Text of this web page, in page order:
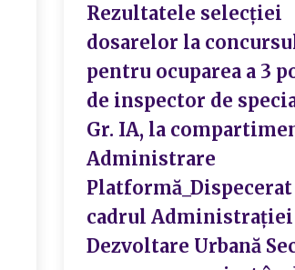
Rezultatele selecției
dosarelor la
pentru ocuparea a 3
de inspector de
Gr. IA, la
Administrare
cadrul Administrației
Dezvoltare Urbană